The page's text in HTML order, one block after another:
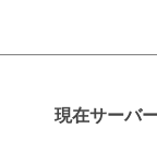
現在サーバ